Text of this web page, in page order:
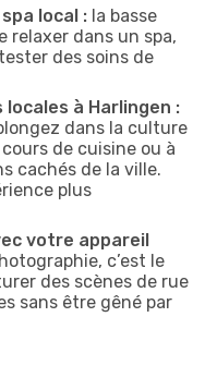
local : la basse
relaxer dans un spa,
des soins de
à Harlingen :
dans la culture
de cuisine ou à
cachés de la ville.
plus
votre appareil
c’est le
des scènes de rue
sans être gêné par